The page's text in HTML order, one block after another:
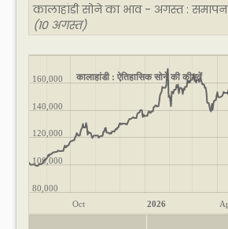
कालाहांडी सोने का भाव - अगस्त :
(10 अगस्त)
कालाहांडी : ऐतिहासिक सोने की कीमतें
Oct 2026
80,000
100,000
120,000
140,000
160,000